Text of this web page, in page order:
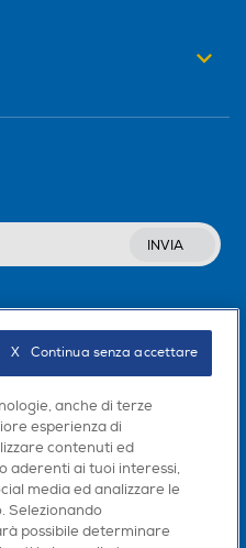
INVIA
anche di terze
esperienza di
contenuti ed
aderenti ai tuoi interessi,
media ed analizzare le
Selezionando
possibile determinare
X   Continua senza accettare